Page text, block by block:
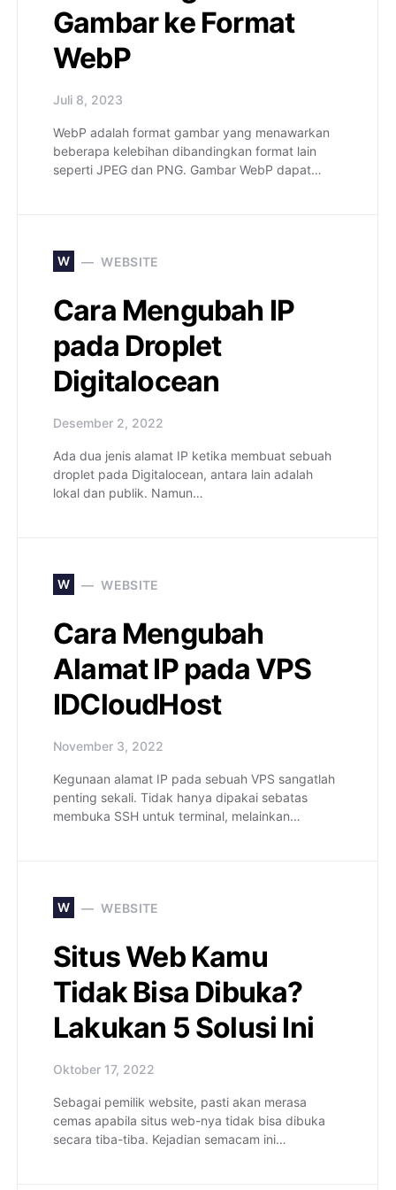
Gambar ke Format
WebP
Juli 8, 2023
WebP adalah format gambar yang menawarkan
beberapa kelebihan dibandingkan format lain
seperti JPEG dan PNG. Gambar WebP dapat…
W WEBSITE
Cara Mengubah IP
pada Droplet
Digitalocean
Desember 2, 2022
Ada dua jenis alamat IP ketika membuat sebuah
droplet pada Digitalocean, antara lain adalah
lokal dan publik. Namun…
W WEBSITE
Cara Mengubah
Alamat IP pada VPS
IDCloudHost
November 3, 2022
Kegunaan alamat IP pada sebuah VPS sangatlah
penting sekali. Tidak hanya dipakai sebatas
membuka SSH untuk terminal, melainkan…
W WEBSITE
Situs Web Kamu
Tidak Bisa Dibuka?
Lakukan 5 Solusi Ini
Oktober 17, 2022
Sebagai pemilik website, pasti akan merasa
cemas apabila situs web-nya tidak bisa dibuka
secara tiba-tiba. Kejadian semacam ini…